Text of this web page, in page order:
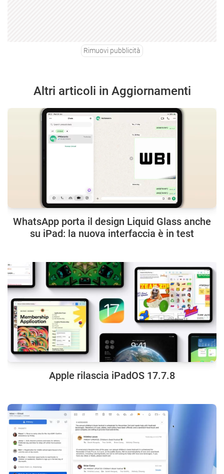
Rimuovi pubblicità
Altri articoli in Aggiornamenti
WhatsApp porta il design Liquid Glass anche
su iPad: la nuova interfaccia è in test
Apple rilascia iPadOS 17.7.8